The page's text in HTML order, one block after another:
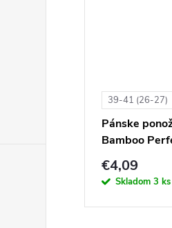
39-41 (26-27)
Pánske
Bamboo
€4,09
Skladom 3 ks